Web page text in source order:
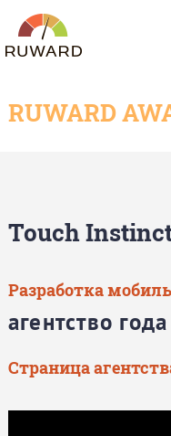
RUWARD
Touch
Разработка
агентство года
Страница